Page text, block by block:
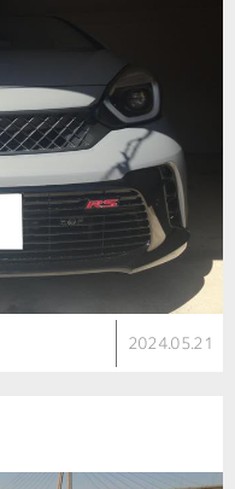
2024.05.21